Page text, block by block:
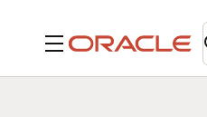
Menú